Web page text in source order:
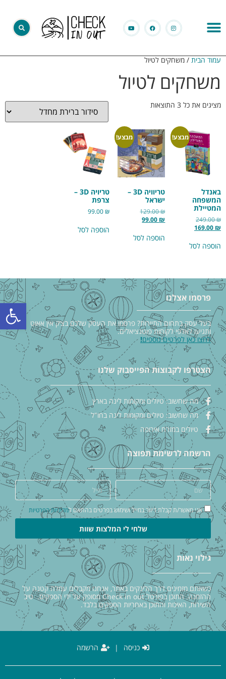
פתח
עמוד הבית / משחקים לטיול
משחקים לטיול
מציגים את כל ⁦3⁩ התוצאות
מבצע!
באנדל
המשפחה
המטיילת
249.00₪
169.00 ₪
הוספה לסל
מבצע!
טריוויה 3D –
ישראל
129.00₪
99.00 ₪
הוספה לסל
טריויה 3D –
צרפת
99.00 ₪
הוספה לסל
פרסמו אצלנו
בעל עסק בתחום התיירות? פרסמו את העסק שלכם בצ׳ק אין אאוט
ותגיעו לאלפי לקוחות פוטנציאלים.
לחצו כאן לפרטים נוספים!
הצטרפו לקבוצות הפייסבוק שלנו
מה שחשוב: טיולים ומקומות לינה בארץ
מה שחשוב: טיולים ומקומות לינה בחו"ל
טיולים במזרח אירופה
הרשמה לרשימת תפוצה
אני מאשר/ת קבלת דיוור במייל ושימוש בפרטים בהתאם למדיניות הפרטיות
שלחי לי המלצות שוות
גילוי נאות
כשאתם מזמינים דרך הלינקים באתר, אנחנו מקבלים עמלה קטנה על
ההזמנה. התוכן בפורטל Check in out מסופק על ידי הספקים. טיב
השירות, האיכות והתוכן באחריות הספקים בלבד.
כניסה | הרשמה